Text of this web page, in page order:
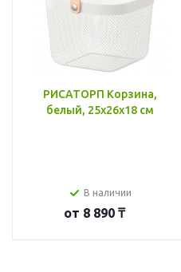
РИСАТОРП Корзина,
белый, 25x26x18 см
В наличии
от 8 890 ₸